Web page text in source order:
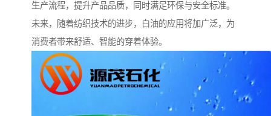
生产流程，提升产品品质，同时满足环保与安全标准。
未来，随着纺织技术的进步，白油的应用将加广泛，为
消费者带来舒适、智能的穿着体验。